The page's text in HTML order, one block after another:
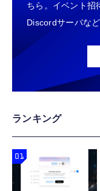
ちら。イベント招
Discordサーバな
ランキング